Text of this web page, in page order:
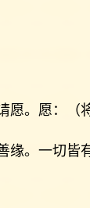
。愿：（
缘。一切